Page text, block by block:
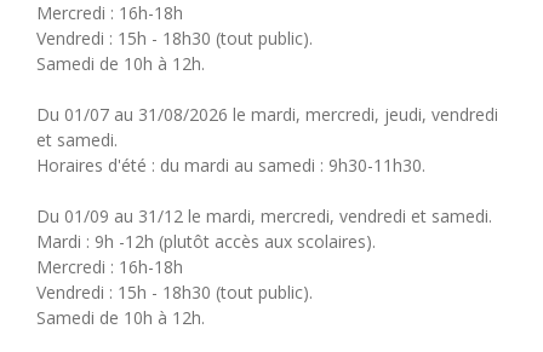
Mercredi : 16h-18h
Vendredi : 15h - 18h30 (tout public).
Samedi de 10h à 12h.
Du 01/07 au 31/08/2026 le mardi, mercredi, jeudi, vendredi
et samedi.
Horaires d'été : du mardi au samedi : 9h30-11h30.
Du 01/09 au 31/12 le mardi, mercredi, vendredi et samedi.
Mardi : 9h -12h (plutôt accès aux scolaires).
Mercredi : 16h-18h
Vendredi : 15h - 18h30 (tout public).
Samedi de 10h à 12h.